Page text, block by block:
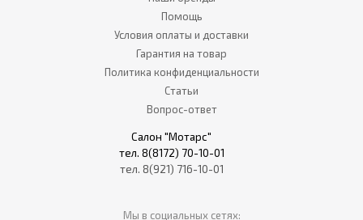
Помощь
Условия оплаты и доставки
Гарантия на товар
Политика конфиденциальности
Статьи
Вопрос-ответ
Салон "Мотарс"
тел. 8(8172) 70-10-01
тел. 8(921) 716-10-01
Мы в социальных сетях: